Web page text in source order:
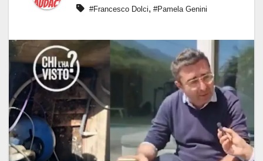
#Francesco Dolci, #Pamela Genini